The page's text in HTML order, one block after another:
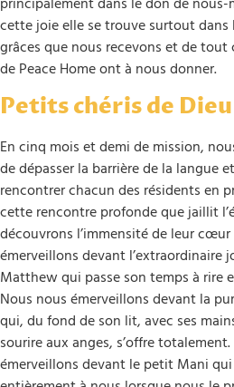
cette joie elle se trouve surtout dans
grâces que nous recevons et de tout
de Peace Home ont à nous donner.
Petits chéris de Dieu
En cinq mois et demi de mission,
de dépasser la barrière de la langue
rencontrer chacun des résidents en
cette rencontre profonde que jaillit
découvrons l’immensité de leur cœur
émerveillons devant l’extraordinaire
Matthew qui passe son temps à rire
Nous nous émerveillons devant la
qui, du fond de son lit, avec ses
sourire aux anges, s’offre
émerveillons devant le petit Mani qui